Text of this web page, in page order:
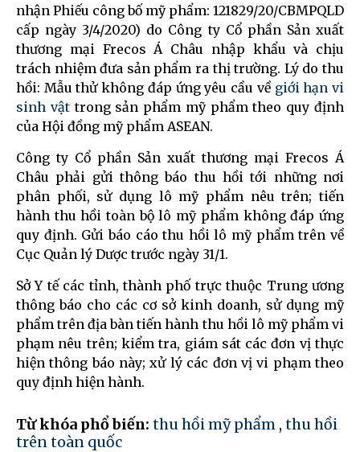
nhận Phiếu công bố mỹ phẩm: 121829/20/CBMPQLD
cấp ngày 3/4/2020) do Công ty Cổ phần Sản xuất
thương mại Frecos Á Châu nhập khẩu và chịu
trách nhiệm đưa sản phẩm ra thị trường. Lý do thu
hồi: Mẫu thử không đáp ứng yêu cầu về giới hạn vi
sinh vậttrong sản phẩm mỹ phẩm theo quy định
của Hội đồng mỹ phẩm ASEAN.
Công ty Cổ phần Sản xuất thương mại Frecos Á
Châu phải gửi thông báo thu hồi tới những nơi
phân phối, sử dụng lô mỹ phẩm nêu trên; tiến
hành thu hồi toàn bộ lô mỹ phẩm không đáp ứng
quy định. Gửi báo cáo thu hồi lô mỹ phẩm trên về
Cục Quản lý Dược trước ngày 31/1.
Sở Y tế các tỉnh, thành phố trực thuộc Trung ương
thông báo cho các cơ sở kinh doanh, sử dụng mỹ
phẩm trên địa bàn tiến hành thu hồi lô mỹ phẩm vi
phạm nêu trên; kiểm tra, giám sát các đơn vị thực
hiện thông báo này; xử lý các đơn vị vi phạm theo
quy định hiện hành.
Từ khóa phổ biến: thu hồi mỹ phẩm , thu hồi
trên toàn quốc